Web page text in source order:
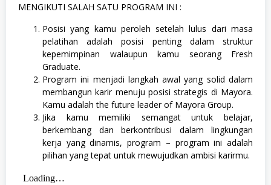
MENGIKUTI SALAH SATU PROGRAM INI :
Posisi yang kamu peroleh setelah lulus dari masa
pelatihan adalah posisi penting dalam struktur
kepemimpinan walaupun kamu seorang Fresh
Graduate.
Program ini menjadi langkah awal yang solid dalam
membangun karir menuju posisi strategis di Mayora.
Kamu adalah the future leader of Mayora Group.
Jika kamu memiliki semangat untuk belajar,
berkembang dan berkontribusi dalam lingkungan
kerja yang dinamis, program – program ini adalah
pilihan yang tepat untuk mewujudkan ambisi karirmu.